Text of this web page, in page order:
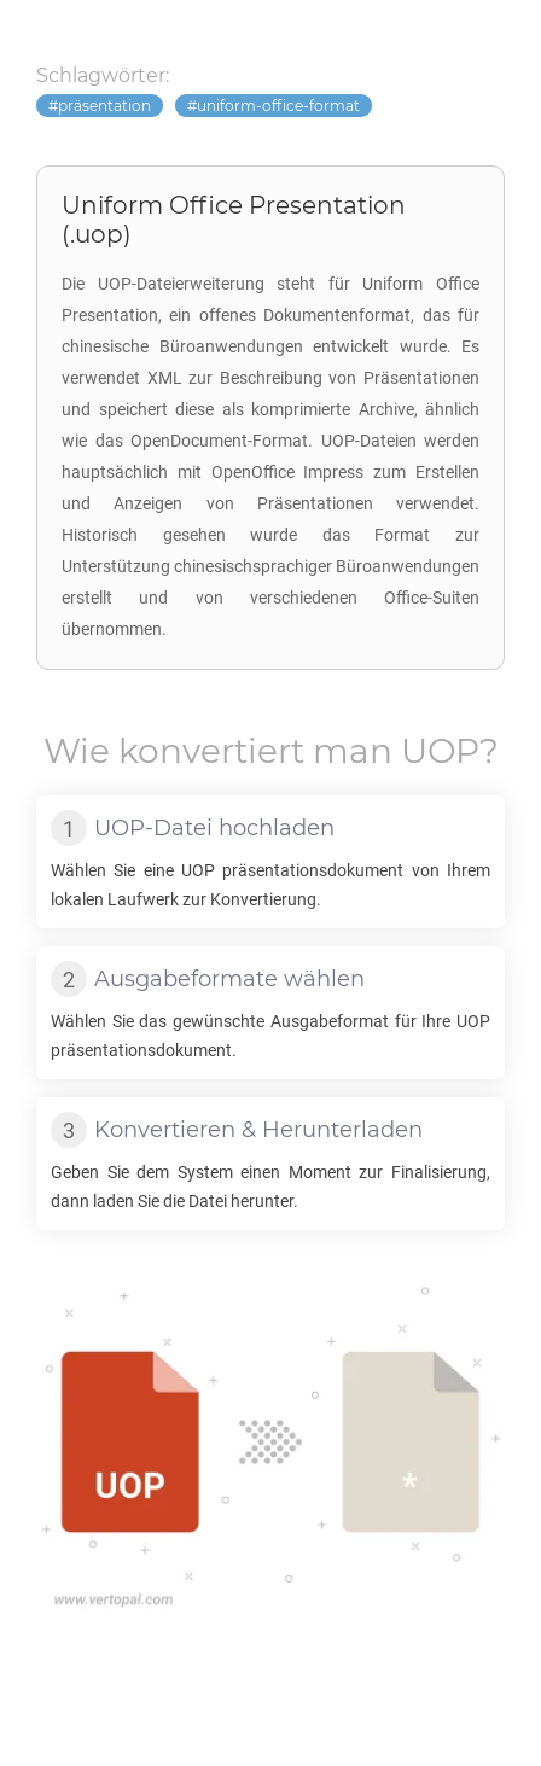
Schlagwörter:
präsentation uniform-office-format
Uniform Office Presentation
(.uop)
Die UOP-Dateierweiterung steht für Uniform Office
Presentation, ein offenes Dokumentenformat, das für
chinesische Büroanwendungen entwickelt wurde. Es
verwendet XML zur Beschreibung von Präsentationen
und speichert diese als komprimierte Archive, ähnlich
wie das OpenDocument-Format. UOP-Dateien werden
hauptsächlich mit OpenOffice Impress zum Erstellen
und Anzeigen von Präsentationen verwendet.
Historisch gesehen wurde das Format zur
Unterstützung chinesischsprachiger Büroanwendungen
erstellt und von verschiedenen Office-Suiten
übernommen.
Wie konvertiert man UOP?
UOP-Datei hochladen
Wählen Sie eine UOP präsentationsdokument von Ihrem
lokalen Laufwerk zur Konvertierung.
Ausgabeformate wählen
Wählen Sie das gewünschte Ausgabeformat für Ihre UOP
präsentationsdokument.
Konvertieren & Herunterladen
Geben Sie dem System einen Moment zur Finalisierung,
dann laden Sie die Datei herunter.